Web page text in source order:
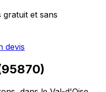
et sans
devis
95870)